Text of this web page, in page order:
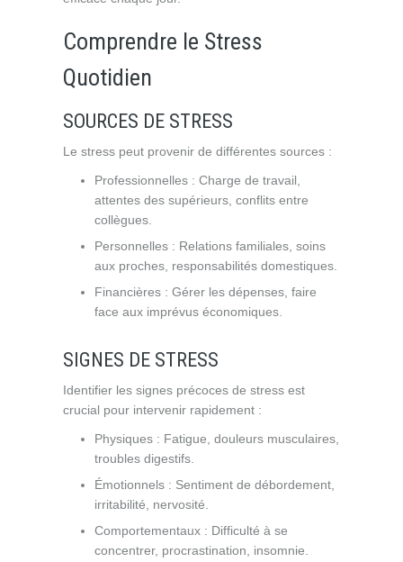
Comprendre le Stress
Quotidien
SOURCES DE STRESS
Le stress peut provenir de différentes sources :
Professionnelles : Charge de travail,
attentes des supérieurs, conflits entre
collègues.
Personnelles : Relations familiales, soins
aux proches, responsabilités domestiques.
Financières : Gérer les dépenses, faire
face aux imprévus économiques.
SIGNES DE STRESS
Identifier les signes précoces de stress est
crucial pour intervenir rapidement :
Physiques : Fatigue, douleurs musculaires,
troubles digestifs.
Émotionnels : Sentiment de débordement,
irritabilité, nervosité.
Comportementaux : Difficulté à se
concentrer, procrastination, insomnie.